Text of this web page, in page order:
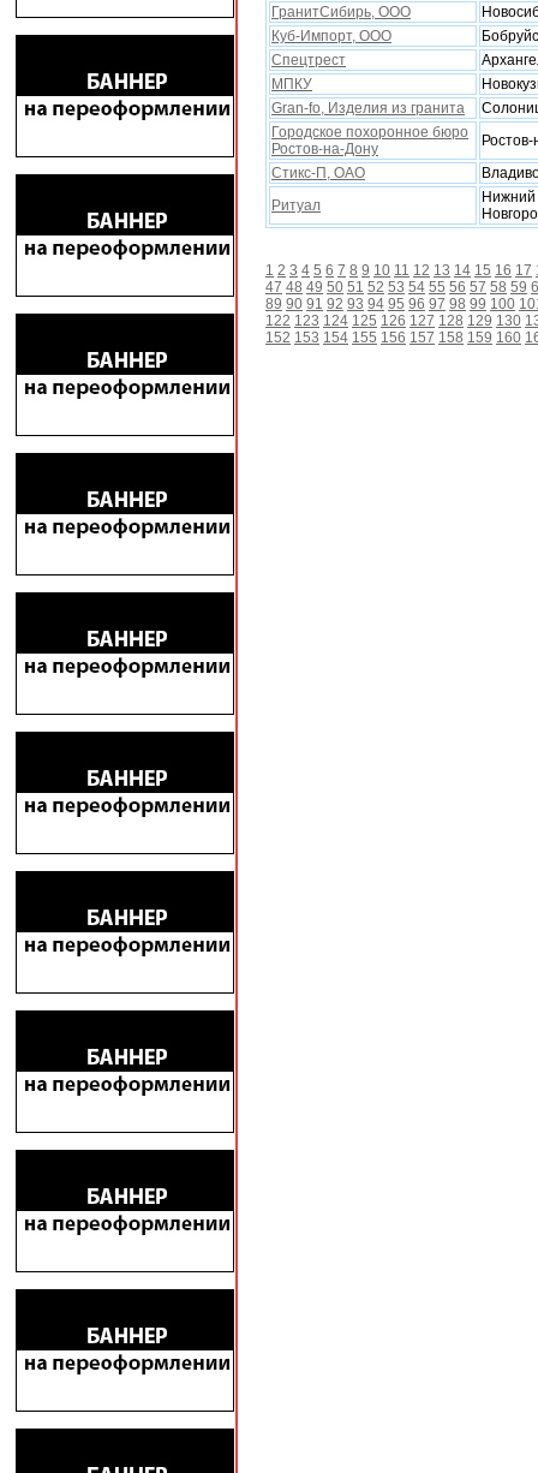
ГранитСибирь, ООО
Куб-Импорт, ООО
Спецтрест
МПКУ
Gran-fo, Изделия из гранита
Городское похоронное бюро
Ростов-на-Дону
Стикс-П, ОАО
Ритуал
Нижний
1 2 3 4 5 6 7 8 9 10 11 12 13 14 15 16 17
47 48 49 50 51 52 53 54 55 56 57 58 59
89 90 91 92 93 94 95 96 97 98 99 100
122 123 124 125 126 127 128 129 130
152 153 154 155 156 157 158 159 160